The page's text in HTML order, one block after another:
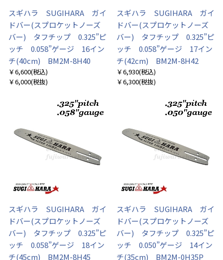
スギハラ SUGIHARA ガイ
ドバー(スプロケットノーズ
バー) タフチップ 0.325”ピ
ッチ 0.058”ゲージ 16イン
チ(40cm) BM2M-8H40
￥6,600(税込)
￥6,000(税抜)
スギハラ SUGIHARA ガイ
ドバー(スプロケットノーズ
バー) タフチップ 0.325”ピ
ッチ 0.058”ゲージ 17イン
チ(42cm) BM2M-8H42
￥6,930(税込)
￥6,300(税抜)
スギハラ SUGIHARA ガイ
ドバー(スプロケットノーズ
バー) タフチップ 0.325”ピ
ッチ 0.058”ゲージ 18イン
チ(45cm) BM2M-8H45
スギハラ SUGIHARA ガイ
ドバー(スプロケットノーズ
バー) タフチップ 0.325”ピ
ッチ 0.050”ゲージ 14イン
チ(35cm) BM2M-0H35P